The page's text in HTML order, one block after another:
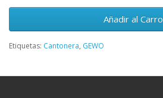
Añadir al Carro
Etiquetas: Cantonera, GEWO